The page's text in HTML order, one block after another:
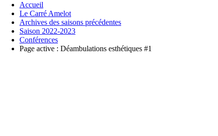
Accueil
Le Carré Amelot
Archives des saisons précédentes
Saison 2022-2023
Conférences
Page active : Déambulations esthétiques #1